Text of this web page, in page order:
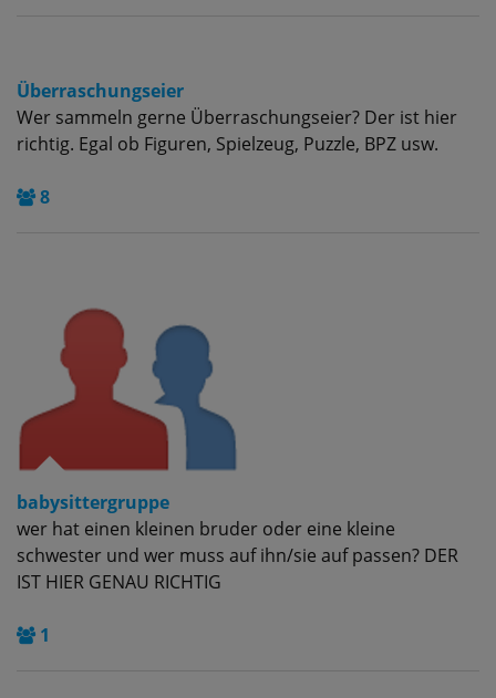
Überraschungseier
Wer sammeln gerne Überraschungseier? Der ist hier
richtig. Egal ob Figuren, Spielzeug, Puzzle, BPZ usw.
8
babysittergruppe
wer hat einen kleinen bruder oder eine kleine
schwester und wer muss auf ihn/sie auf passen? DER
IST HIER GENAU RICHTIG
1